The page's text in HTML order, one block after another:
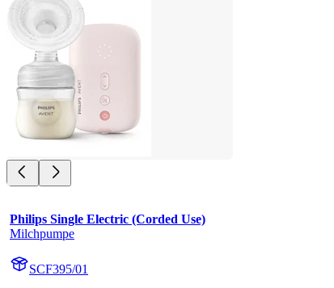
Philips Single Electric (Corded Use)
Milchpumpe
SCF395/01